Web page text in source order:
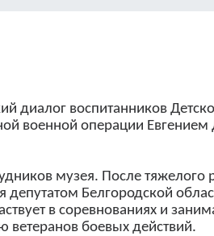
диалог воспитанников
военной операции
музея. После тяжелого
депутатом Белгородской
в соревнованиях и
ветеранов боевых действий.